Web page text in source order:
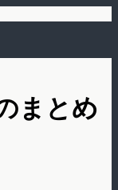
まとめ